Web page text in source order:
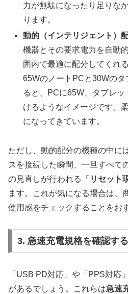
力が無駄になったり足りな
ります。
動的（インテリジェント）
機器とその要求電力を自動
囲内で最適に配分してくれ
65WのノートPCと30Wの
ると、PCに65W、タブレ
けるようなイメージです。
になってきています。
ただし、動的配分の機種の中に
スを接続した瞬間、一旦すべて
の見直しが行われる「 リセット
ます。これが気になる場合は、
使用感をチェックすることをお
3. 急速充電規格を確認する
「USB PD対応」や「PPS対応
があるでしょう。これらは急速